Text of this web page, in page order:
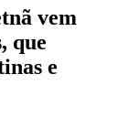
vem
que
e